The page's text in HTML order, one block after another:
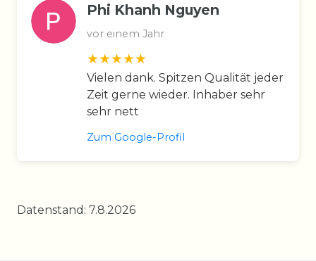
Phi Khanh Nguyen
vor einem Jahr
Vielen dank. Spitzen Qualität jeder
Zeit gerne wieder. Inhaber sehr
sehr nett
Zum Google-Profil
Datenstand: 7.8.2026